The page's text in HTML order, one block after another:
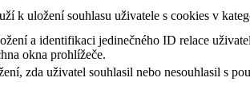
k uložení souhlasu uživatele s cookies v
a identifikaci jedinečného ID relace
okna prohlížeče.
zda uživatel souhlasil nebo nesouhlasil s